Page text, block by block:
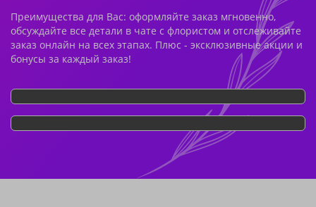
Преимущества для Вас: оформляйте заказ мгновенно,
обсуждайте все детали в чате с флористом и отслеживайте
заказ онлайн на всех этапах. Плюс - эксклюзивные акции и
бонусы за каждый заказ!